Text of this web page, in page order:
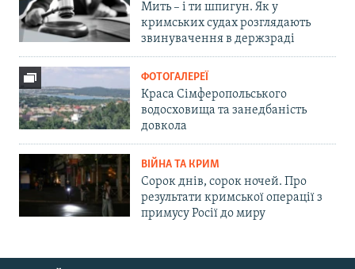
Мить – і ти шпигун. Як у
кримських судах розглядають
звинувачення в держзраді
ФОТОГАЛЕРЕЇ
Краса Сімферопольського
водосховища та занедбаність
довкола
ВІЙНА ТА КРИМ
Сорок днів, сорок ночей. Про
результати кримської операції з
примусу Росії до миру